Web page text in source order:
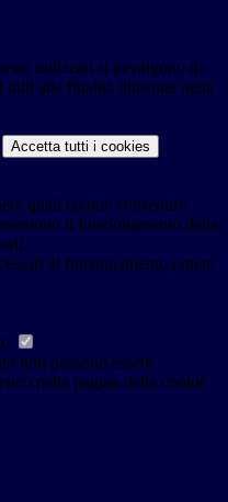
utilizzati si avvalgono di
utili alle finalità illustrate nella
Accetta tutti i cookies
quali cookie consentire.
il funzionamento della
al funzionamento potete
non possono essere
nella pagina della cookie